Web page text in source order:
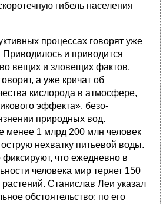
гибель населе­ния
процессах говорят уже
Приводилось и приводится
вещих и зловещих фактов,
а уже кричат об
кислорода в атмосфере,
эффекта», безо­
природных вод.
менее 1 млрд 200 млн человек
нехватку питьевой воды.
фикси­руют, что ежедневно в
человека мир теряет 150
Станислав Леи указал
обстоятельство: по его